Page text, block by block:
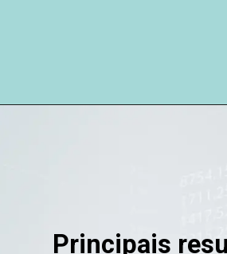
Principais